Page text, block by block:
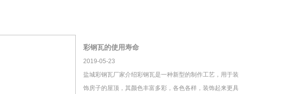
彩钢瓦的使用寿命
2019-05-23
盐城彩钢瓦厂家介绍彩钢瓦是一种新型的制作工艺，用于装
饰房子的屋顶，其颜色丰富多彩，各色各样，装饰起来更具